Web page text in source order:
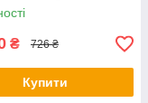
₴ 726 ₴
Купити